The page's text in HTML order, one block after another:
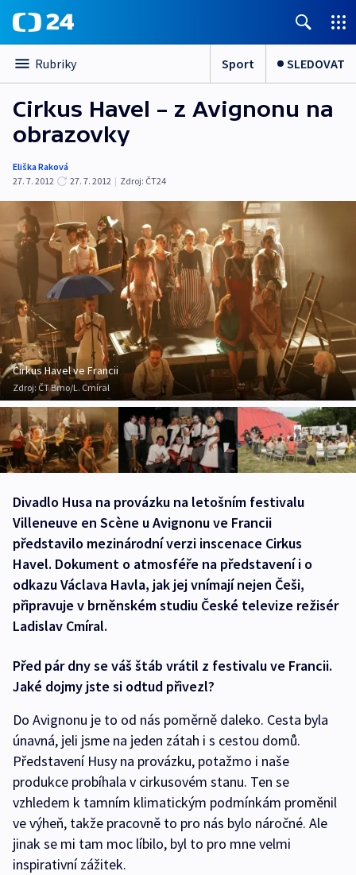
Rubriky Sport SLEDOVAT
Cirkus Havel – z Avignonu na
obrazovky
Eliška Raková
27. 7. 2012
27. 7. 2012 | Zdroj: ČT24
Cirkus Havel ve Francii
Zdroj: ČT Brno/L. Cmíral
Divadlo Husa na provázku na letošním festivalu
Villeneuve en Scène u Avignonu ve Francii
představilo mezinárodní verzi inscenace Cirkus
Havel. Dokument o atmosféře na představení i o
odkazu Václava Havla, jak jej vnímají nejen Češi,
připravuje v brněnském studiu České televize režisér
Ladislav Cmíral.
Před pár dny se váš štáb vrátil z festivalu ve Francii.
Jaké dojmy jste si odtud přivezl?
Do Avignonu je to od nás poměrně daleko. Cesta byla
únavná, jeli jsme na jeden zátah i s cestou domů.
Představení Husy na provázku, potažmo i naše
produkce probíhala v cirkusovém stanu. Ten se
vzhledem k tamním klimatickým podmínkám proměnil
ve výheň, takže pracovně to pro nás bylo náročné. Ale
jinak se mi tam moc líbilo, byl to pro mne velmi
inspirativní zážitek.